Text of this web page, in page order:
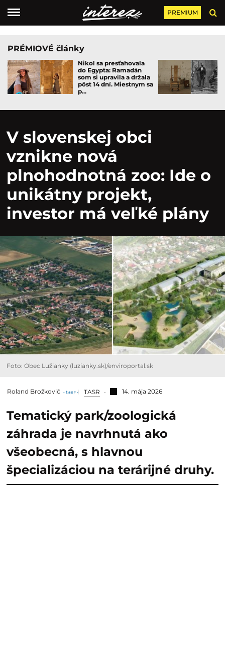
PREMIUM
PRÉMIOVÉ články
Nikol sa presťahovala
do Egypta: Ramadán
som si upravila a držala
pôst 14 dní. Miestnym sa
p...
V slovenskej obci
vznikne nová
plnohodnotná zoo: Ide o
unikátny projekt,
investor má veľké plány
Foto: Obec Lužianky (luzianky.sk)/enviroportal.sk
Roland Brožkovič TASR 14. mája 2026
Tematický park/zoologická
záhrada je navrhnutá ako
všeobecná, s hlavnou
špecializáciou na terárijné druhy.